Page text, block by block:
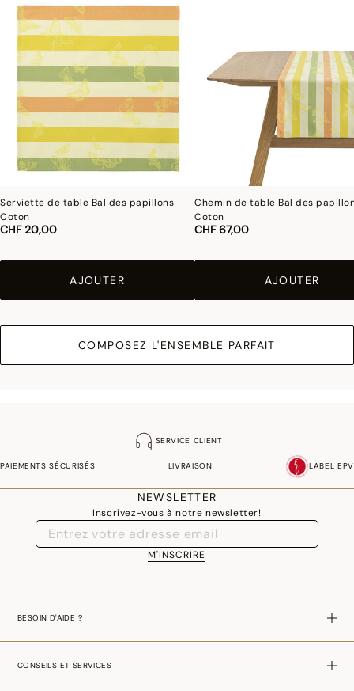
Serviette de table Bal des papillons
Coton
CHF 20,00
AJOUTER
Chemin de table Bal des
Coton
CHF 67,00
AJOUTER
COMPOSEZ L'ENSEMBLE PARFAIT
SERVICE CLIENT
PAIEMENTS SÉCURISÉS LIVRAISON LABEL EPV
NEWSLETTER
Inscrivez-vous à notre newsletter!
M'INSCRIRE
BESOIN D'AIDE ?
CONSEILS ET SERVICES